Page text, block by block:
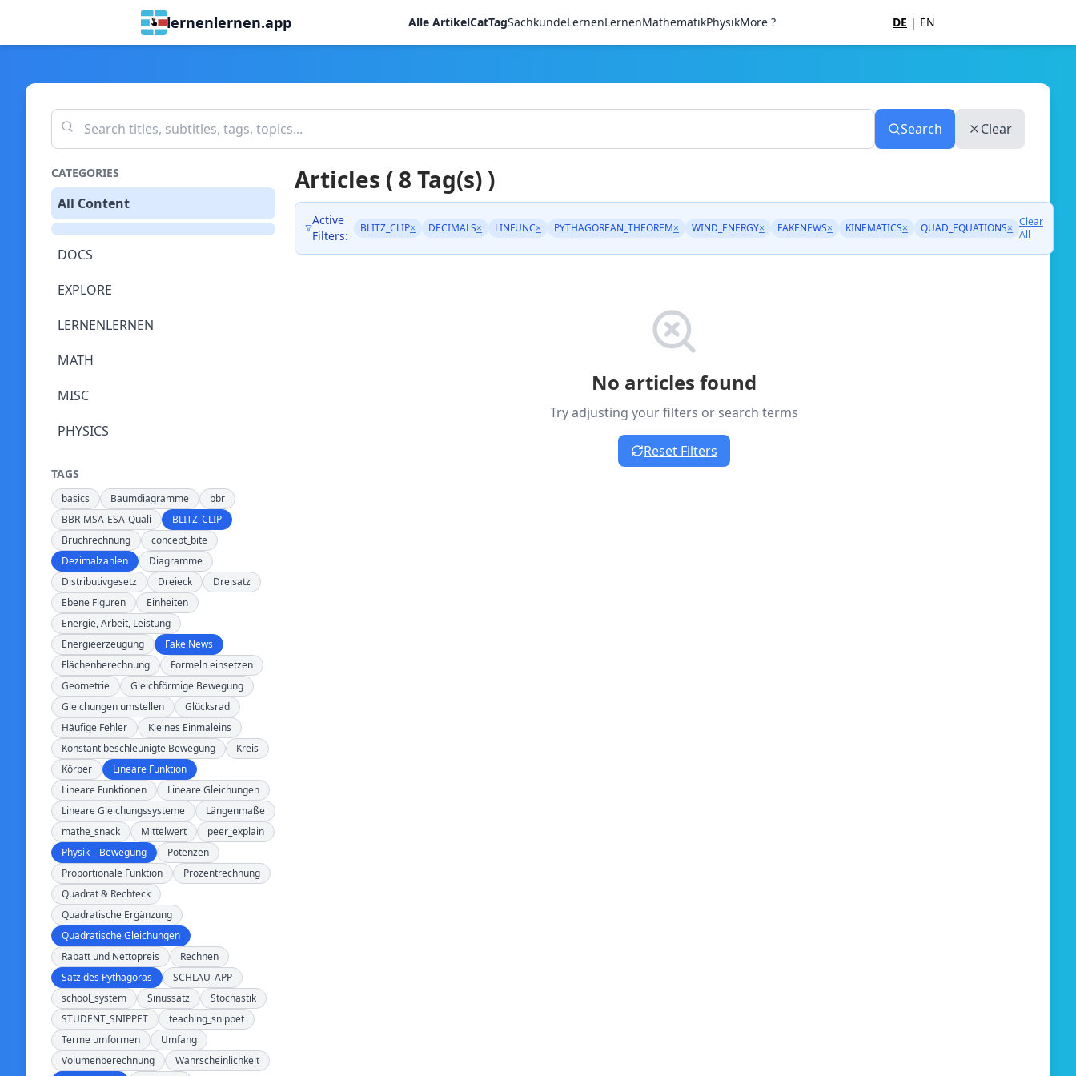
lernenlernen.app Alle ArtikelCatTagSachkundeLernenLernenMathematikPhysikMore ? DE | EN
Search Clear
CATEGORIES
All Content
DOCS
EXPLORE
LERNENLERNEN
MATH
MISC
PHYSICS
TAGS
basics Baumdiagramme
bbr
BBR-MSA-ESA-Quali
BLITZ_CLIP
Bruchrechnung
concept_bite
Dezimalzahlen
Diagramme
Distributivgesetz
Dreieck
Dreisatz
Ebene Figuren
Einheiten
Energie, Arbeit, Leistung
Energieerzeugung
Fake News
Flächenberechnung
Formeln einsetzen
Geometrie
Gleichförmige Bewegung
Gleichungen umstellen
Glücksrad
Häufige Fehler
Kleines Einmaleins
Konstant beschleunigte Bewegung
Kreis
Körper
Lineare Funktion
Lineare Funktionen
Lineare Gleichungen
Lineare Gleichungssysteme
Längenmaße
mathe_snack
Mittelwert
peer_explain
Physik – Bewegung
Potenzen
Proportionale Funktion
Prozentrechnung
Quadrat & Rechteck
Quadratische Ergänzung
Quadratische Gleichungen
Rabatt und Nettopreis
Rechnen
Satz des Pythagoras
SCHLAU_APP
school_system
Sinussatz
Stochastik
STUDENT_SNIPPET
teaching_snippet
Terme umformen
Umfang
Volumenberechnung
Wahrscheinlichkeit
Articles ( 8 Tag(s) )
Active
Filters:
BLITZ_CLIP× DECIMALS× LINFUNC× PYTHAGOREAN_THEOREM× WIND_ENERGY× FAKENEWS× KINEMATICS× QUAD_EQUATIONS× Clear
All
No articles found
Try adjusting your filters or search terms
Reset Filters